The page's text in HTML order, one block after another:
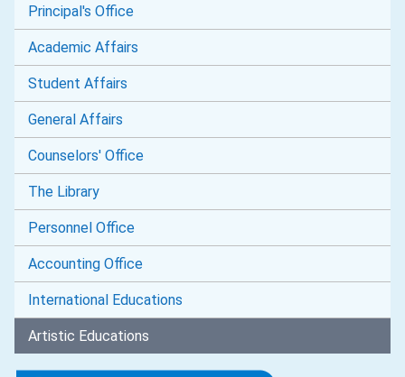
Principal's Office
Academic Affairs
Student Affairs
General Affairs
Counselors' Office
The Library
Personnel Office
Accounting Office
International Educations
Artistic Educations